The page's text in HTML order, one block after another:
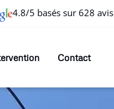
4.8/5 basés sur 628 avis
Contact